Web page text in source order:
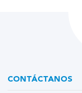
CONTÁCTANOS